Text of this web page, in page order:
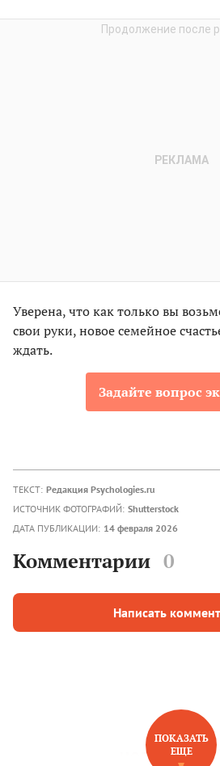
Уверена, что как только вы
свои руки, новое семейное
ждать.
Задайте вопрос
ТЕКСТ: Редакция Psychologies.ru
ИСТОЧНИК ФОТОГРАФИЙ: Shutterstock
ДАТА ПУБЛИКАЦИИ: 14 февраля 2026
Комментарии 0
Написать
НОВОЕ НА
ПОКАЗАТЬ
ЕЩЕ